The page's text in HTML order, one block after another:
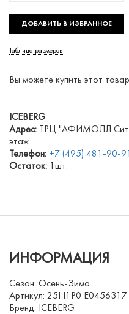
ДОБАВИТЬ В ИЗБРАННОЕ
Таблица размеров
Вы можете купить этот
ICEBERG
Адрес: ТРЦ "АФИМОЛЛ
этаж
Телефон: +7 (495) 481-90-91
Остаток: 1шт.
ИНФОРМАЦИЯ
Сезон: Осень-Зима
Артикул: 25I I1P0
Бренд: ICEBERG